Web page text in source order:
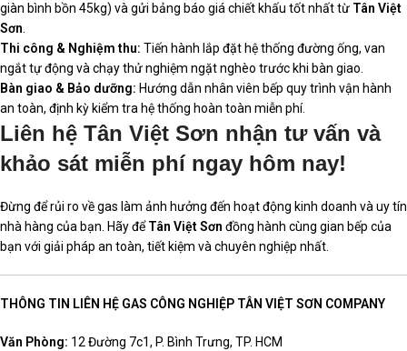
giàn bình bồn 45kg) và gửi bảng báo giá chiết khấu tốt nhất từ Tân Việt
Sơn.
Thi công & Nghiệm thu: Tiến hành lắp đặt hệ thống đường ống, van
ngắt tự động và chạy thử nghiệm ngặt nghèo trước khi bàn giao.
Bàn giao & Bảo dưỡng: Hướng dẫn nhân viên bếp quy trình vận hành
an toàn, định kỳ kiểm tra hệ thống hoàn toàn miễn phí.
Liên hệ Tân Việt Sơn nhận tư vấn và
khảo sát miễn phí ngay hôm nay!
Đừng để rủi ro về gas làm ảnh hưởng đến hoạt động kinh doanh và uy tín
nhà hàng của bạn. Hãy đểTân Việt Sơn đồng hành cùng gian bếp của
bạn với giải pháp an toàn, tiết kiệm và chuyên nghiệp nhất.
THÔNG TIN LIÊN HỆ GAS CÔNG NGHIỆP TÂN VIỆT SƠN COMPANY
Văn Phòng: 12 Đường 7c1, P. Bình Trưng, TP. HCM